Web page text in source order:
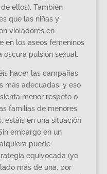
ellos). También
que las niñas y
violadores en
en los aseos femeninos
oscura pulsión sexual.
hacer las campañas
más adecuadas, y eso
menor respeto o
familias de menores
estáis en una situación
embargo en un
puede
equivocada (yo
más de una, por